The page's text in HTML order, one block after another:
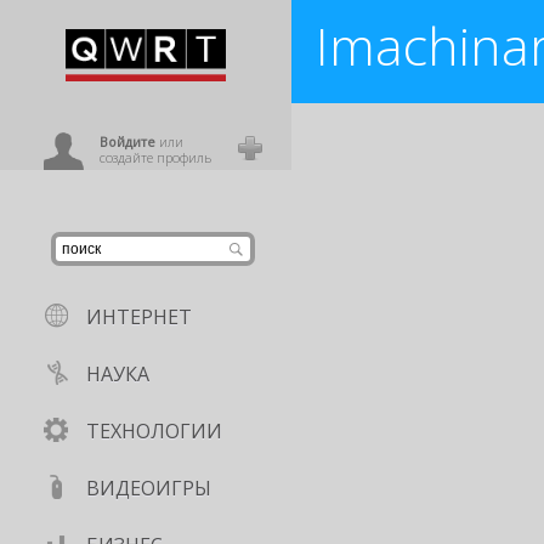
Войдитеили
создайте профиль
ИНТЕРНЕТ
НАУКА
ТЕХНОЛОГИИ
ВИДЕОИГРЫ
Imachinarium – удивительный
Imachinarium ,Вселенная